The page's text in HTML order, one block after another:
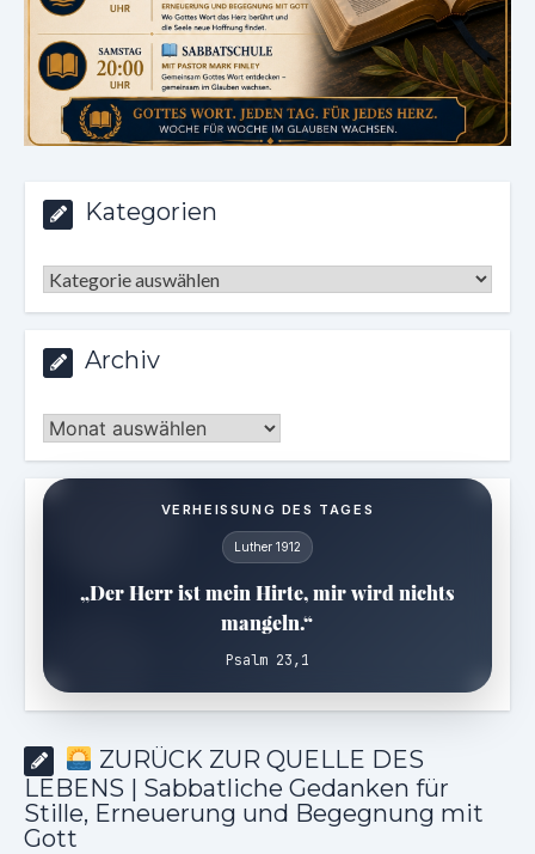
Kategorien
Kategorien
Archiv
Archiv
VERHEISSUNG DES TAGES
Luther 1912
„Der Herr ist mein Hirte, mir wird nichts
mangeln.“
Psalm 23,1
ZURÜCK ZUR QUELLE DES
LEBENS | Sabbatliche Gedanken für
Stille, Erneuerung und Begegnung mit
Gott